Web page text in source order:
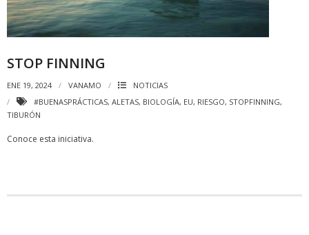
STOP FINNING
ENE 19, 2024 VANAMO
NOTICIAS
#BUENASPRÁCTICAS, ALETAS, BIOLOGÍA, EU, RIESGO, STOPFINNING,
TIBURÓN
Conoce esta iniciativa.